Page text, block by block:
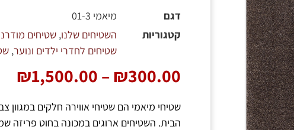
דגם
מיאמי 01-3
קטגוריות
השטיחים שלנו, שטיחים
שטיחים לחדרי ילדים ונוער,
₪300.00
–
₪1,500.00
שטיחי מיאמי הם שטיחי אווירה חלקים
הבית. השטיחים ארוגים במכונה בחוט פריזה